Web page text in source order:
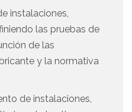
instalaciones,
las pruebas de
de las
y la normativa
de instalaciones,